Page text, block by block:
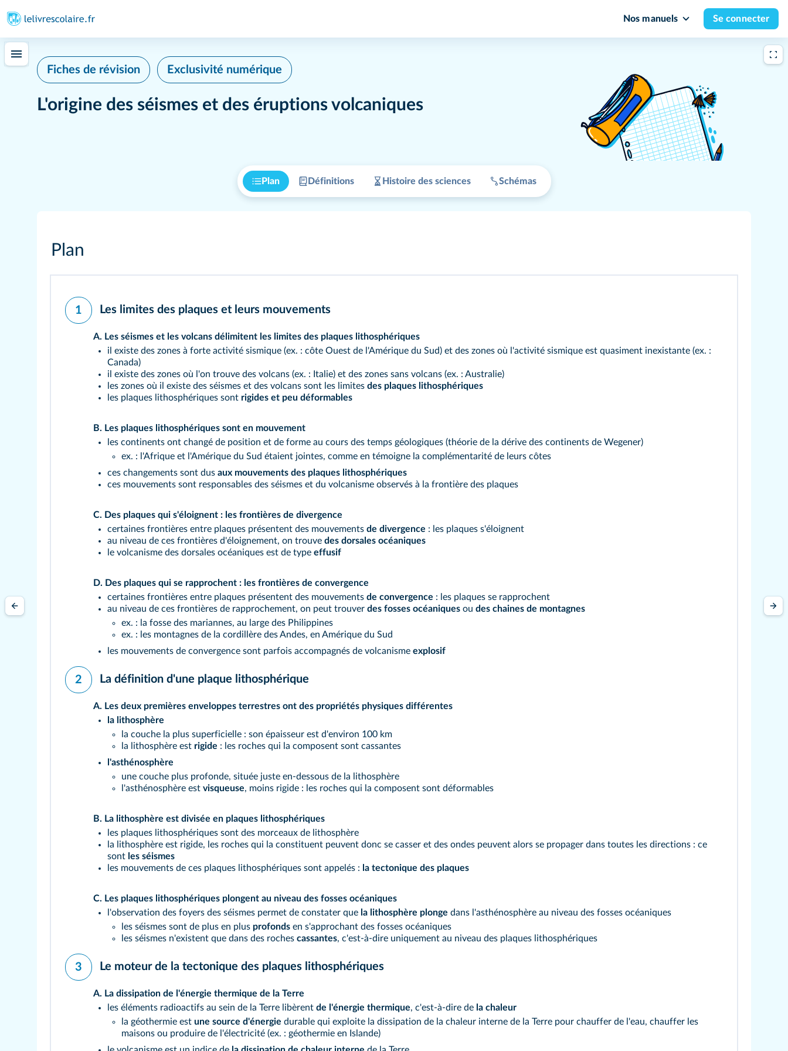
Nos manuels Se connecter
Fiches de révision Exclusivité numérique
L'origine des séismes et des éruptions volcaniques
Plan Définitions Histoire des sciences Schémas
Plan
1 Les limites des plaques et leurs mouvements
A. Les séismes et les volcans délimitent les limites des plaques lithosphériques
il existe des zones à forte activité sismique (ex. : côte Ouest de l'Amérique du Sud) et des zones où l'activité sismique est quasiment inexistante (ex. :
Canada)
il existe des zones où l'on trouve des volcans (ex. : Italie) et des zones sans volcans (ex. : Australie)
les zones où il existe des séismes et des volcans sont les limites des plaques lithosphériques
les plaques lithosphériques sont rigides et peu déformables
B. Les plaques lithosphériques sont en mouvement
les continents ont changé de position et de forme au cours des temps géologiques (théorie de la dérive des continents de Wegener)
ex. : l'Afrique et l'Amérique du Sud étaient jointes, comme en témoigne la complémentarité de leurs côtes
ces changements sont dus aux mouvements des plaques lithosphériques
ces mouvements sont responsables des séismes et du volcanisme observés à la frontière des plaques
C. Des plaques qui s'éloignent : les frontières de divergence
certaines frontières entre plaques présentent des mouvements de divergence : les plaques s'éloignent
au niveau de ces frontières d'éloignement, on trouve des dorsales océaniques
le volcanisme des dorsales océaniques est de type effusif
D. Des plaques qui se rapprochent : les frontières de convergence
certaines frontières entre plaques présentent des mouvements de convergence : les plaques se rapprochent
au niveau de ces frontières de rapprochement, on peut trouver des fosses océaniques ou des chaines de montagnes
ex. : la fosse des mariannes, au large des Philippines
ex. : les montagnes de la cordillère des Andes, en Amérique du Sud
les mouvements de convergence sont parfois accompagnés de volcanisme explosif
2 La définition d'une plaque lithosphérique
A. Les deux premières enveloppes terrestres ont des propriétés physiques différentes
la lithosphère
la couche la plus superficielle : son épaisseur est d'environ 100 km
la lithosphère est rigide : les roches qui la composent sont cassantes
l'asthénosphère
une couche plus profonde, située juste en-dessous de la lithosphère
l'asthénosphère est visqueuse, moins rigide : les roches qui la composent sont déformables
B. La lithosphère est divisée en plaques lithosphériques
les plaques lithosphériques sont des morceaux de lithosphère
la lithosphère est rigide, les roches qui la constituent peuvent donc se casser et des ondes peuvent alors se propager dans toutes les directions : ce
sont les séismes
les mouvements de ces plaques lithosphériques sont appelés : la tectonique des plaques
C. Les plaques lithosphériques plongent au niveau des fosses océaniques
l'observation des foyers des séismes permet de constater que la lithosphère plonge dans l'asthénosphère au niveau des fosses océaniques
les séismes sont de plus en plus profonds en s'approchant des fosses océaniques
les séismes n'existent que dans des roches cassantes, c'est-à-dire uniquement au niveau des plaques lithosphériques
3 Le moteur de la tectonique des plaques lithosphériques
A. La dissipation de l'énergie thermique de la Terre
les éléments radioactifs au sein de la Terre libèrent de l'énergie thermique, c'est-à-dire de la chaleur
la géothermie est une source d'énergie durable qui exploite la dissipation de la chaleur interne de la Terre pour chauffer de l'eau, chauffer les
maisons ou produire de l'électricité (ex. : géothermie en Islande)